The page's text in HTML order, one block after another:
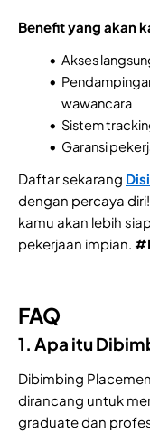
Benefit yang akan
Akses
wawancara
Sistem
Garansi
Daftar sekarang
dengan percaya
kamu akan lebih
pekerjaan impian.
FAQ
1. Apa itu
Dibimbing
dirancang untuk
graduate dan